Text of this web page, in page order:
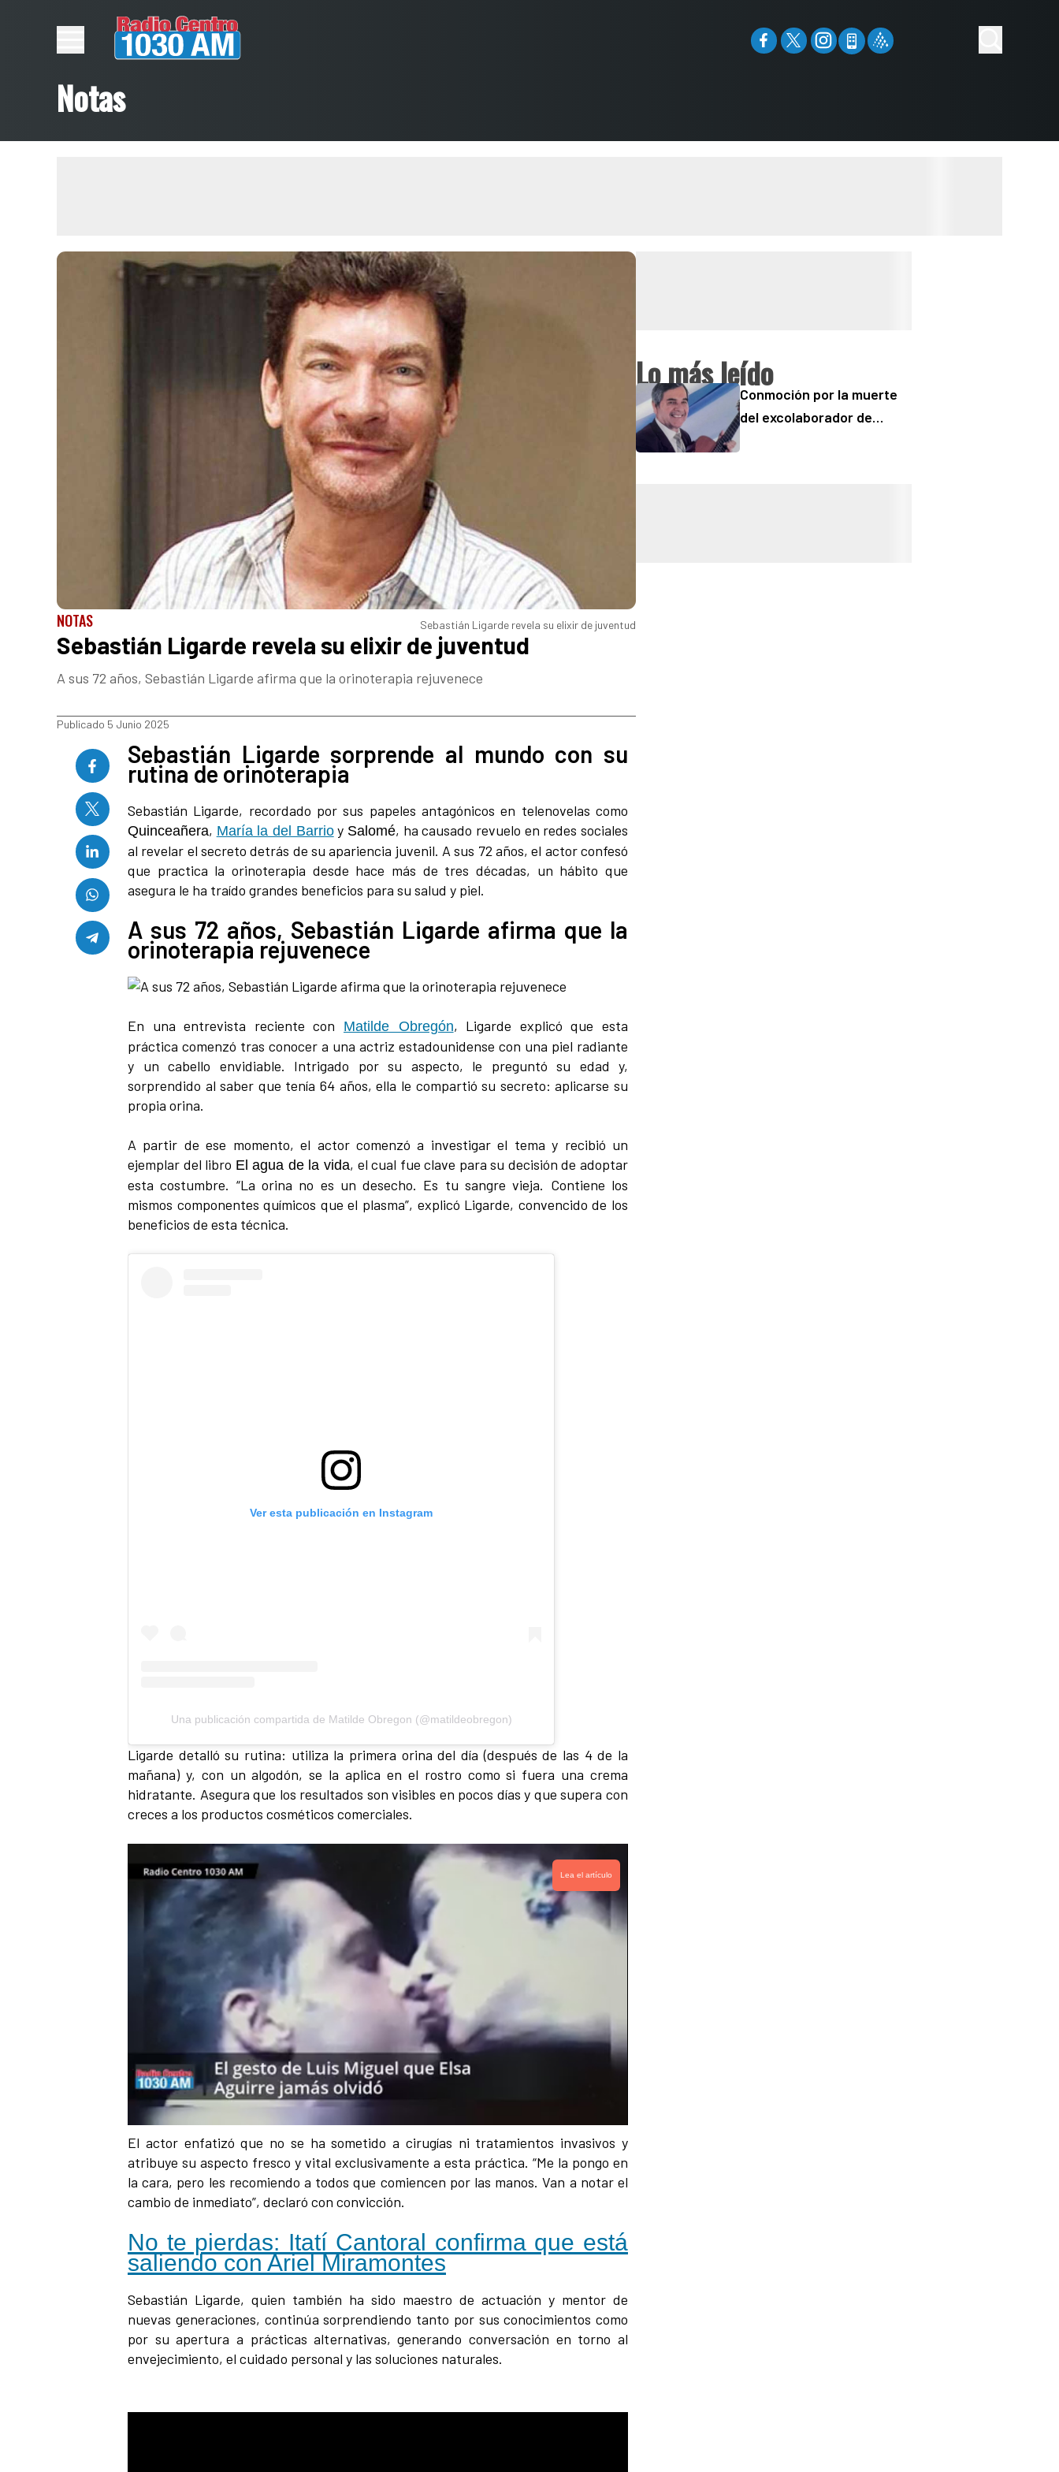
Notas
Sebastián Ligarde revela su elixir de juventud
NOTAS
Sebastián Ligarde revela su elixir de juventud
A sus 72 años, Sebastián Ligarde afirma que la orinoterapia rejuvenece
Publicado 5 Junio 2025
Sebastián Ligarde sorprende al mundo con su
rutina de orinoterapia
Sebastián Ligarde, recordado por sus papeles antagónicos en telenovelas como
Quinceañera, María la del Barrioy Salomé, ha causado revuelo en redes sociales
al revelar el secreto detrás de su apariencia juvenil. A sus 72 años, el actor confesó
que practica la orinoterapia desde hace más de tres décadas, un hábito que
asegura le ha traído grandes beneficios para su salud y piel.
A sus 72 años, Sebastián Ligarde afirma que la
orinoterapia rejuvenece
En una entrevista reciente con Matilde Obregón, Ligarde explicó que esta
práctica comenzó tras conocer a una actriz estadounidense con una piel radiante
y un cabello envidiable. Intrigado por su aspecto, le preguntó su edad y,
sorprendido al saber que tenía 64 años, ella le compartió su secreto: aplicarse su
propia orina.
A partir de ese momento, el actor comenzó a investigar el tema y recibió un
ejemplar del libro El agua de la vida, el cual fue clave para su decisión de adoptar
esta costumbre. “La orina no es un desecho. Es tu sangre vieja. Contiene los
mismos componentes químicos que el plasma”, explicó Ligarde, convencido de los
beneficios de esta técnica.
Ver esta publicación en Instagram
Una publicación compartida de Matilde Obregon (@matildeobregon)
Ligarde detalló su rutina: utiliza la primera orina del día (después de las 4 de la
mañana) y, con un algodón, se la aplica en el rostro como si fuera una crema
hidratante. Asegura que los resultados son visibles en pocos días y que supera con
creces a los productos cosméticos comerciales.
Lea el artículo
El actor enfatizó que no se ha sometido a cirugías ni tratamientos invasivos y
atribuye su aspecto fresco y vital exclusivamente a esta práctica. “Me la pongo en
la cara, pero les recomiendo a todos que comiencen por las manos. Van a notar el
cambio de inmediato”, declaró con convicción.
No te pierdas: Itatí Cantoral confirma que está
saliendo con Ariel Miramontes
Sebastián Ligarde, quien también ha sido maestro de actuación y mentor de
nuevas generaciones, continúa sorprendiendo tanto por sus conocimientos como
por su apertura a prácticas alternativas, generando conversación en torno al
envejecimiento, el cuidado personal y las soluciones naturales.
Lo más leído
Conmoción por la muerte
del excolaborador de